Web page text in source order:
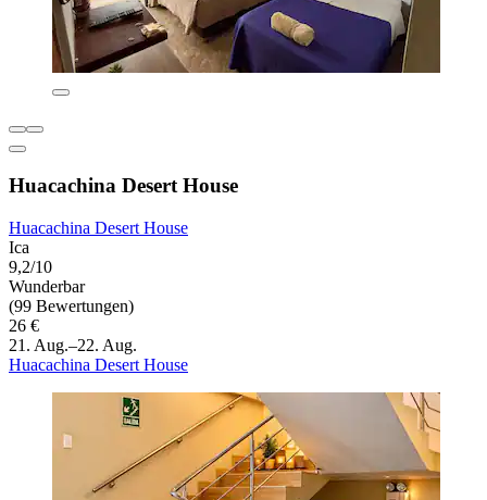
Huacachina Desert House
Huacachina Desert House
Ica
9,2/10
Wunderbar
(99 Bewertungen)
26 €
21. Aug.–22. Aug.
Huacachina Desert House